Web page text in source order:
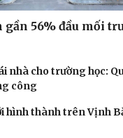
gần 56% đầu mối
nhà cho trường học:
công
hình thành trên Vịnh